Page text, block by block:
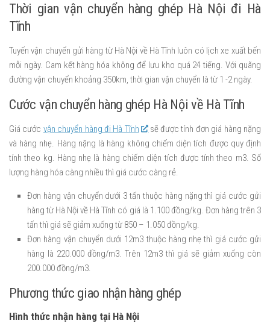
Thời gian vận chuyển hàng ghép Hà Nội đi Hà
Tĩnh
Tuyến vận chuyển gửi hàng từ Hà Nội về Hà Tĩnh luôn có lịch xe xuất bến
mỗi ngày. Cam kết hàng hóa không để lưu kho quá 24 tiếng. Với quãng
đường vận chuyển khoảng 350km, thời gian vận chuyển là từ 1 -2 ngày.
Cước vận chuyển hàng ghép Hà Nội về Hà Tĩnh
Giá cước vận chuyển hàng đi Hà Tĩnh
sẽ được tính đơn giá hàng nặng
và hàng nhẹ. Hàng nặng là hàng không chiếm diện tích được quy định
tính theo kg. Hàng nhẹ là hàng chiếm diện tích được tính theo m3. Số
lượng hàng hóa càng nhiều thì giá cước càng rẻ.
Đơn hàng vận chuyển dưới 3 tấn thuộc hàng nặng thì giá cước gửi
hàng từ Hà Nội về Hà Tĩnh có giá là 1.100 đồng/kg. Đơn hàng trên 3
tấn thì giá sẽ giảm xuống từ 850 – 1.050 đồng/kg.
Đơn hàng vận chuyển dưới 12m3 thuộc hàng nhẹ thì giá cước gửi
hàng là 220.000 đồng/m3. Trên 12m3 thì giá sẽ giảm xuống còn
200.000 đồng/m3.
Phương thức giao nhận hàng ghép
Hình thức nhận hàng tại Hà Nội